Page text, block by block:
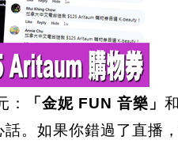
： 「金妮 FUN 音樂」 和
。如果你錯過了直播